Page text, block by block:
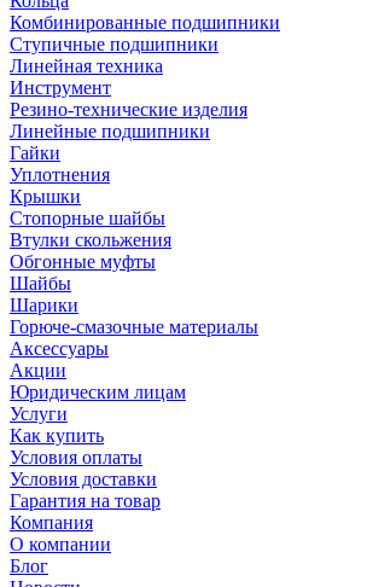
Комбинированные подшипники
Ступичные подшипники
Линейная техника
Инструмент
Резино-технические изделия
Линейные подшипники
Гайки
Уплотнения
Крышки
Стопорные шайбы
Втулки скольжения
Обгонные муфты
Шайбы
Шарики
Горюче-смазочные материалы
Аксессуары
Акции
Юридическим лицам
Услуги
Как купить
Условия оплаты
Условия доставки
Гарантия на товар
Компания
О компании
Блог